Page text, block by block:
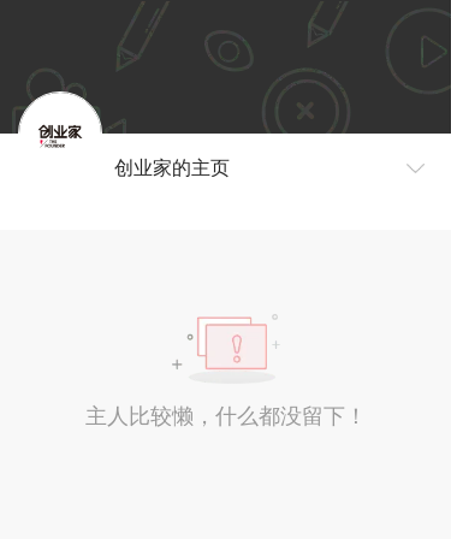
创业家的主页
主人比较懒，什么都没留下！